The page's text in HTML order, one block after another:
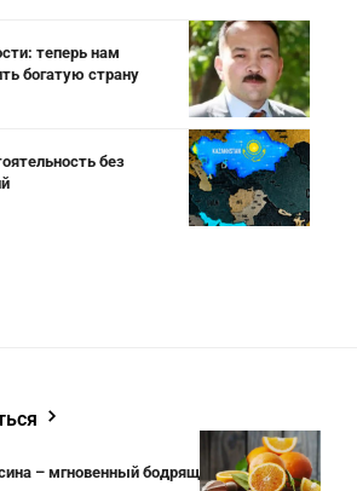
теперь нам
богатую страну
без
– мгновенный бодрящий эффект!